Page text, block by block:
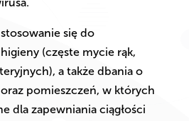
się do
(częste mycie rąk,
a także dbania o
pomieszczeń, w których
dla zapewniania ciągłości